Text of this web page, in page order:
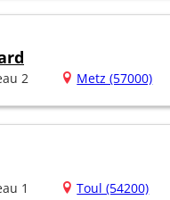
2 Metz (57000)
1 Toul (54200)